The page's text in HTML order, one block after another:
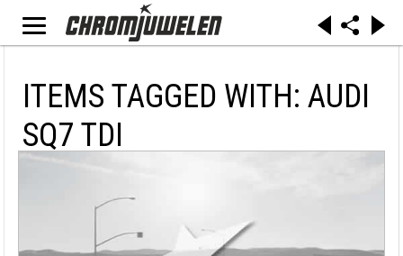
ITEMS TAGGED WITH: AUDI
SQ7 TDI